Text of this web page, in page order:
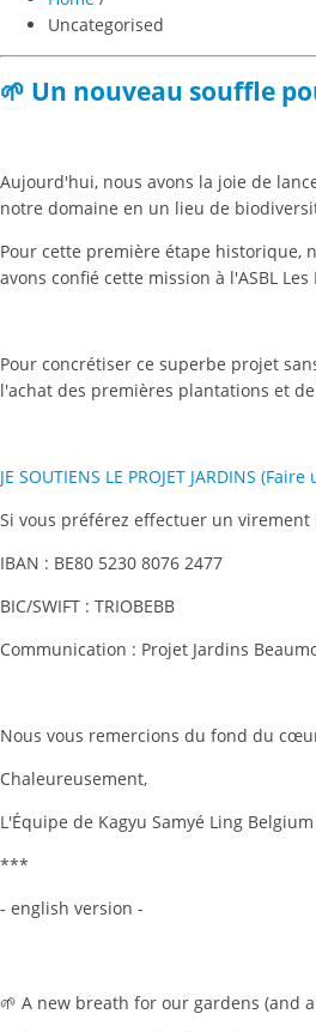
Uncategorised
🌱 Un nouveau souffle
Aujourd'hui, nous avons la joie de
notre domaine en un lieu de
Pour cette première étape historique,
avons confié cette mission à l'ASBL
Pour concrétiser ce superbe projet
l'achat des premières plantations et
JE SOUTIENS LE PROJET JARDINS
Si vous préférez effectuer un virement
IBAN : BE80 5230 8076 2477
BIC/SWIFT : TRIOBEBB
Communication : Projet Jardins
Nous vous remercions du fond du
Chaleureusement,
L'Équipe de Kagyu Samyé Ling Belgium
***
- english version -
🌱 A new breath for our gardens (and